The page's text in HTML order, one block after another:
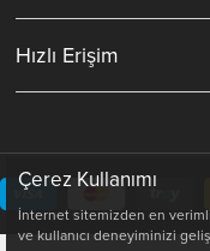
Hızlı Erişim
Çerez Kullanımı
İnternet sitemizden en
ve kullanıcı deneyiminizi